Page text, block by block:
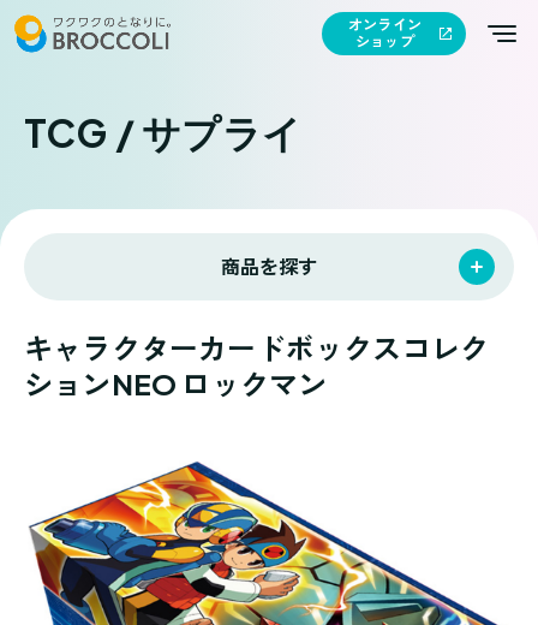
オンライン
ショップ
TCG / サプライ
商品を探す
キャラクターカードボックスコレク
ションNEO ロックマン